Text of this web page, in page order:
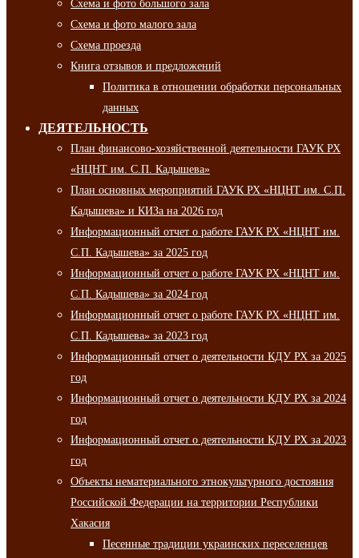
Схема и фото большого зала
Схема и фото малого зала
Схема проезда
Книга отзывов и предложений
Политика в отношении обработки персональных
данных
ДЕЯТЕЛЬНОСТЬ
План финансово-хозяйственной деятельности ГАУК РХ
«НЦНТ им. С.П. Кадышева»
План основных мероприятий ГАУК РХ «НЦНТ им. С.П.
Кадышева» и КИЗа на 2026 год
Информационный отчет о работе ГАУК РХ «НЦНТ им.
С.П. Кадышева» за 2025 год
Информационный отчет о работе ГАУК РХ «НЦНТ им.
С.П. Кадышева» за 2024 год
Информационный отчет о работе ГАУК РХ «НЦНТ им.
С.П. Кадышева» за 2023 год
Информационный отчет о деятельности КДУ РХ за 2025
год
Информационный отчет о деятельности КДУ РХ за 2024
год
Информационный отчет о деятельности КДУ РХ за 2023
год
Объекты нематериального этнокультурного достояния
Российской Федерации на территории Республики
Хакасия
Песенные традиции украинских переселенцев